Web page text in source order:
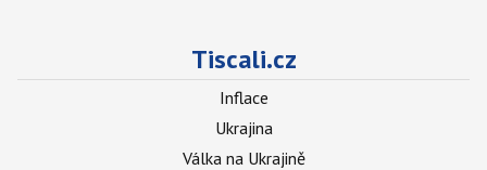
Tiscali.cz
Inflace
Ukrajina
Válka na Ukrajině